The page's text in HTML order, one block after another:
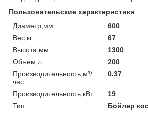
Пользовательские характеристики
Диаметр,мм
600
Вес,кг
67
Высота,мм
1300
Объем,л
200
Производительность,м³/
час
0.37
Производительность,кВт
19
Тип
Бойлер